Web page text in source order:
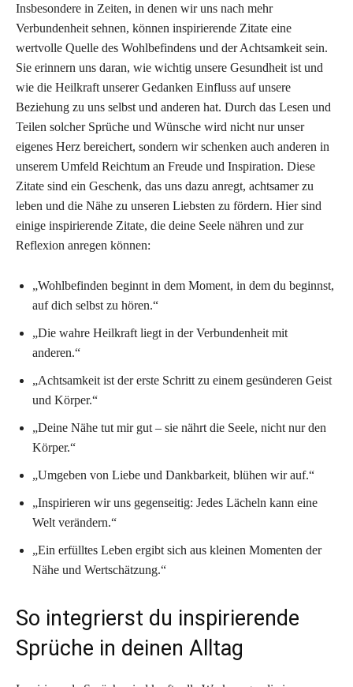
Insbesondere in Zeiten, in denen wir uns nach mehr
Verbundenheit sehnen, können inspirierende Zitate eine
wertvolle Quelle des Wohlbefindens und der Achtsamkeit sein.
Sie erinnern uns daran, wie wichtig unsere Gesundheit ist und
wie die Heilkraft unserer Gedanken Einfluss auf unsere
Beziehung zu uns selbst und anderen hat. Durch das Lesen und
Teilen solcher Sprüche und Wünsche wird nicht nur unser
eigenes Herz bereichert, sondern wir schenken auch anderen in
unserem Umfeld Reichtum an Freude und Inspiration. Diese
Zitate sind ein Geschenk, das uns dazu anregt, achtsamer zu
leben und die Nähe zu unseren Liebsten zu fördern. Hier sind
einige inspirierende Zitate, die deine Seele nähren und zur
Reflexion anregen können:
„Wohlbefinden beginnt in dem Moment, in dem du beginnst,
auf dich selbst zu hören.“
„Die wahre Heilkraft liegt in der Verbundenheit mit
anderen.“
„Achtsamkeit ist der erste Schritt zu einem gesünderen Geist
und Körper.“
„Deine Nähe tut mir gut – sie nährt die Seele, nicht nur den
Körper.“
„Umgeben von Liebe und Dankbarkeit, blühen wir auf.“
„Inspirieren wir uns gegenseitig: Jedes Lächeln kann eine
Welt verändern.“
„Ein erfülltes Leben ergibt sich aus kleinen Momenten der
Nähe und Wertschätzung.“
So integrierst du inspirierende
Sprüche in deinen Alltag